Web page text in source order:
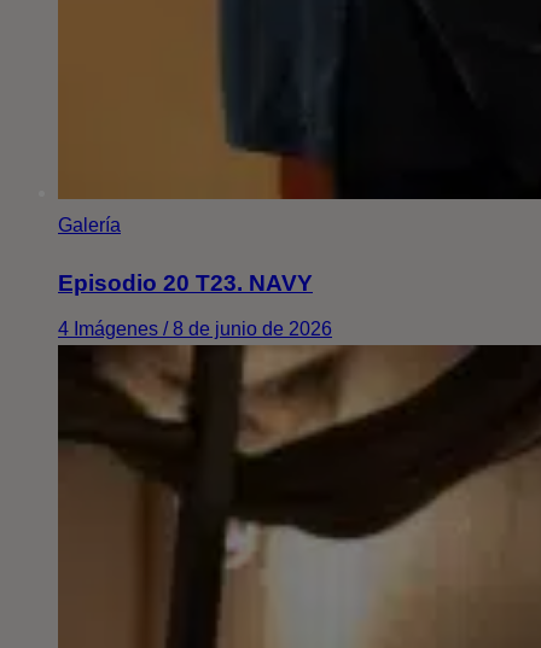
Galería
Episodio 20 T23. NAVY
4 Imágenes / 8 de junio de 2026